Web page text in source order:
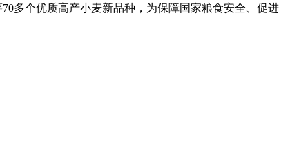
多个优质高产小麦新品种，为保障国家粮食安全、促进